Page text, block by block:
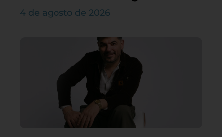
4 de agosto de 2026